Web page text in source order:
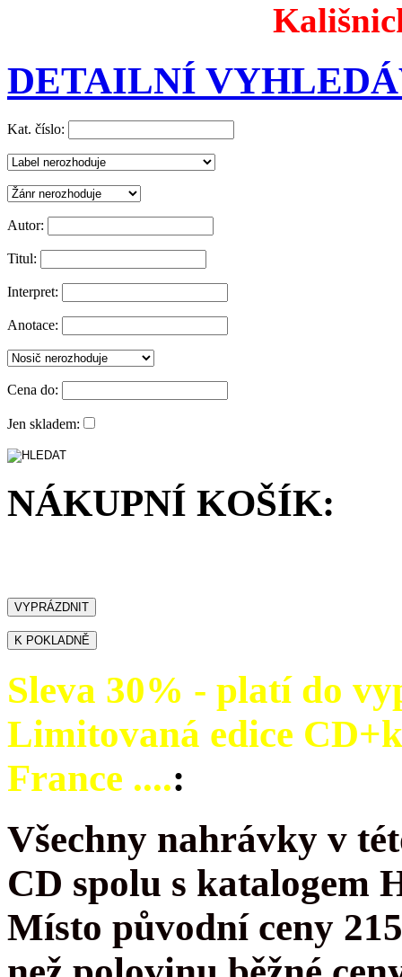
DETAILNÍ
Kat. číslo:
Autor:
Titul:
Interpret:
Anotace:
Cena do:
Jen skladem:
NÁKUPNÍ KOŠÍK:
Sleva 30% - platí do
Limitovaná edice
France ....:
Všechny nahrávky v
CD spolu s katalogem
Místo původní ceny